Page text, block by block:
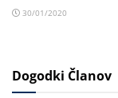
30/01/2020
Dogodki Članov